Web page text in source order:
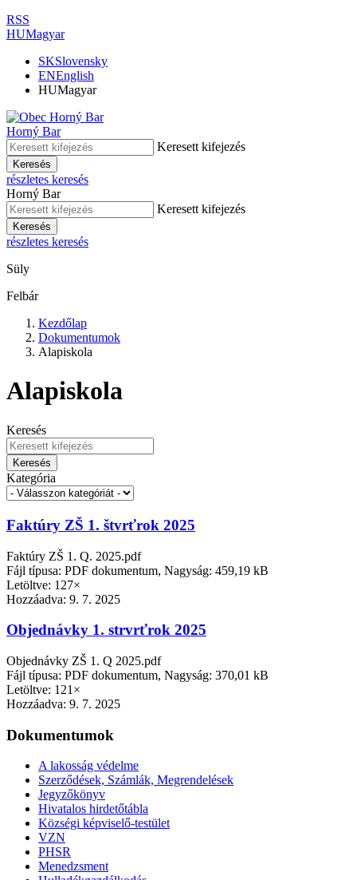
RSS
HUMagyar
SKSlovensky
ENEnglish
HUMagyar
Horný Bar
Keresett kifejezés
Keresés
részletes keresés
Horný Bar
Keresett kifejezés
Keresés
részletes keresés
Süly
Felbár
Kezdőlap
Dokumentumok
Alapiskola
Alapiskola
Keresés
Keresés
Kategória
Faktúry ZŠ 1. štvrťrok 2025
Faktúry ZŠ 1. Q. 2025.pdf
Fájl típusa: PDF dokumentum, Nagyság: 459,19 kB
Letöltve: 127×
Hozzáadva: 9. 7. 2025
Objednávky 1. strvrťrok 2025
Objednávky ZŠ 1. Q 2025.pdf
Fájl típusa: PDF dokumentum, Nagyság: 370,01 kB
Letöltve: 121×
Hozzáadva: 9. 7. 2025
Dokumentumok
A lakosság védelme
Szerződések, Számlák, Megrendelések
Jegyzőkönyv
Hivatalos hirdetőtábla
Községi képviselő-testület
VZN
PHSR
Menedzsment